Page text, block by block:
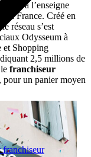
à l’enseigne
en France. Créé en
réseau s’est
Odysseum à
et Shopping
2,5 millions de
franchiseur
pour un panier moyen